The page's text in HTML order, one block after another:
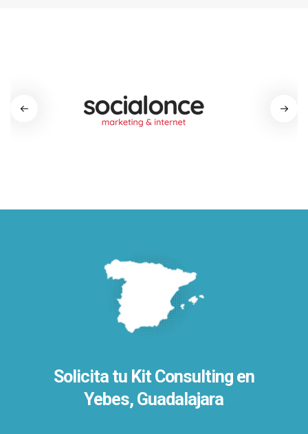
Solicita tu Kit Consulting en
Yebes, Guadalajara